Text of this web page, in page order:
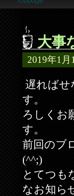
大事
2019年1月
遅ればせ
ろしくお
前回のブ
(^^;)
とてつも
なお知ら